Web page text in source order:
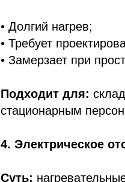
• Долгий нагрев;
• Требует
• Замерзает при
Подходит для:
стационарным
4. Электрическое
Суть: